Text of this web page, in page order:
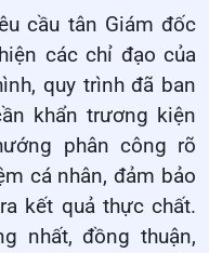
cầu tân Giám đốc
các chỉ đạo của
quy trình đã ban
khẩn trương kiện
phân công rõ
cá nhân, đảm bảo
kết quả thực chất.
nhất, đồng thuận,